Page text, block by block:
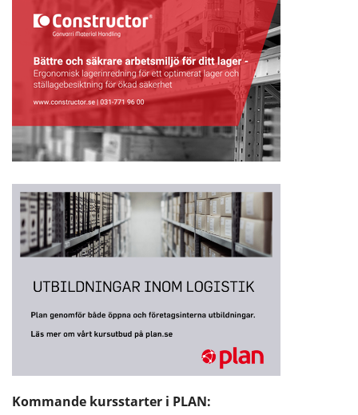
Kommande kursstarter i PLAN: